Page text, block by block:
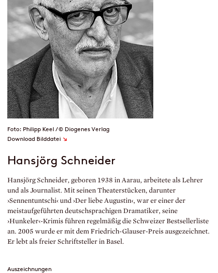
Foto: Philipp Keel / © Diogenes Verlag
Download Bilddatei ↘
Hansjörg Schneider
Hansjörg Schneider, geboren 1938 in Aarau, arbeitete als Lehrer
und als Journalist. Mit seinen Theaterstücken, darunter
›Sennentuntschi‹ und ›Der liebe Augustin‹, war er einer der
meistaufgeführten deutschsprachigen Dramatiker, seine
›Hunkeler‹-Krimis führen regelmäßig die Schweizer Bestsellerliste
an. 2005 wurde er mit dem Friedrich-Glauser-Preis ausgezeichnet.
Er lebt als freier Schriftsteller in Basel.
Auszeichnungen